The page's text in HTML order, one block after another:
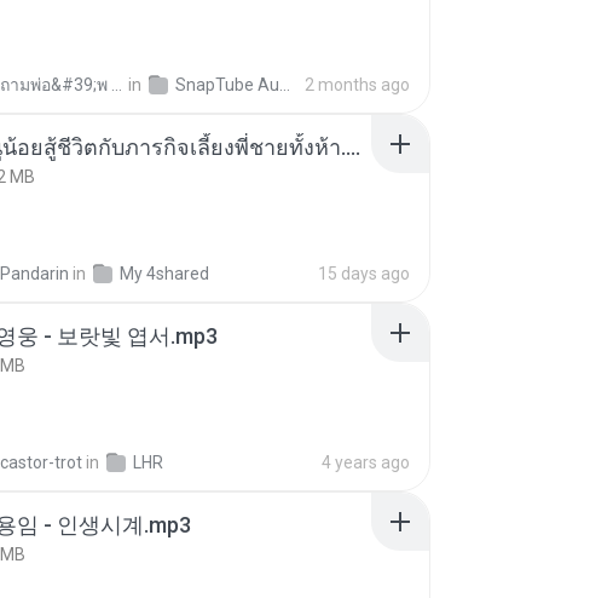
in 2 months ago
หนูน้อยสู้ชีวิตกับภารกิจเลี้ยงพี่ชายทั้งห้า.pdf
MB
Pandarin in My 4shared 15 days ago
웅 - 보랏빛 엽서.mp3
castor-trot in LHR 4 years ago
임 - 인생시계.mp3